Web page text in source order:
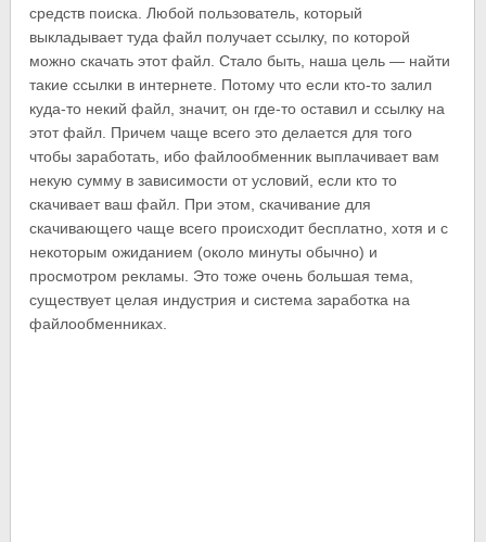
средств поиска. Любой пользователь, который
выкладывает туда файл получает ссылку, по которой
можно скачать этот файл. Стало быть, наша цель — найти
такие ссылки в интернете. Потому что если кто-то залил
куда-то некий файл, значит, он где-то оставил и ссылку на
этот файл. Причем чаще всего это делается для того
чтобы заработать, ибо файлообменник выплачивает вам
некую сумму в зависимости от условий, если кто то
скачивает ваш файл. При этом, скачивание для
скачивающего чаще всего происходит бесплатно, хотя и с
некоторым ожиданием (около минуты обычно) и
просмотром рекламы. Это тоже очень большая тема,
существует целая индустрия и система заработка на
файлообменниках.